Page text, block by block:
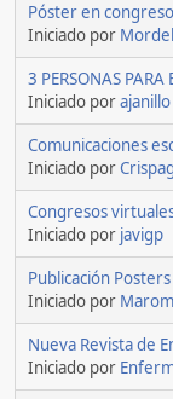
Póster en congreso
Iniciado por
3 PERSONAS
Iniciado porajanillo
Comunicaciones
Iniciado por
Congresos
Iniciado por javigp
Publicación Posters
Iniciado por
Nueva Revista de
Iniciado por